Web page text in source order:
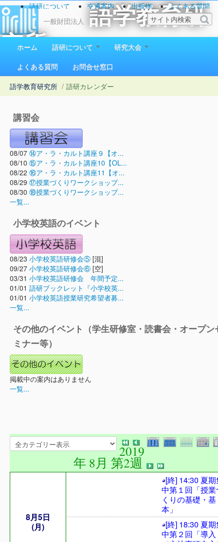
一般財団法人
語学教育研
究所
1923（大正12）年創立
語研について 交通案内 出版物
よくある質問
お問い合わせ
ホーム 語研について
研究大会
よくある質問
お問合せ窓口
語学教育研究所 / 語研カレンダー
講習会
08/07 ⑭ア・ラ・カルト講座９【オ...
08/10 ⑮ア・ラ・カルト講座10【OL...
08/22 ⑯ア・ラ・カルト講座11【オ...
08/29 ⑰授業づくりワークショップ...
08/30 ⑱授業づくりワークショップ...
一覧...
小学校英語のイベント
08/23 小学校英語研修会⑤ [混]
09/27 小学校英語研修会⑥ [空]
03/31 小学校英語研修会 年間予定...
01/01 語研ブックレット『小学校英...
01/01 小学校英語授業研究希望者募...
一覧...
その他のイベント（学生研修室・読書会・オープン
ミナー等）
掲載中の案内はありません
一覧...
2019
年 8月 第2週
8月5日
(月)
[終] 14:30 夏
中第１回「授業
くりの基礎・基
本」
[終] 18:30 夏
中第２回「導入